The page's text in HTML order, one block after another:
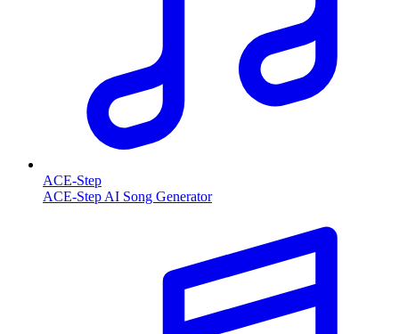
ACE-Step
ACE-Step AI Song Generator